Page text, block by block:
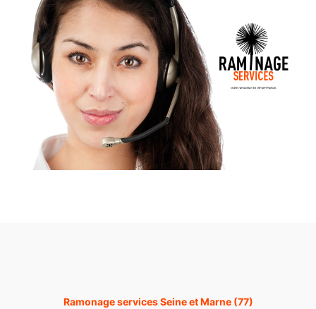
Ramonage services Seine et Marne (77)